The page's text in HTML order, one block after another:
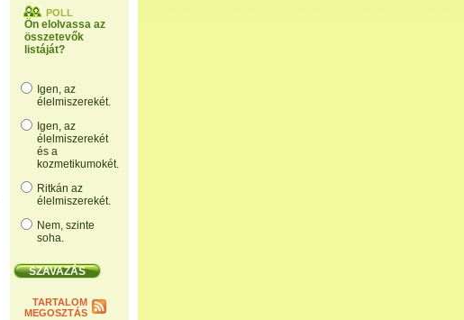
POLL
Ön elolvassa az
összetevők
listáját?
Igen, az
élelmiszerekét.
Igen, az
élelmiszerekét
és a
kozmetikumokét.
Ritkán az
élelmiszerekét.
Nem, szinte
soha.
TARTALOM
MEGOSZTÁS